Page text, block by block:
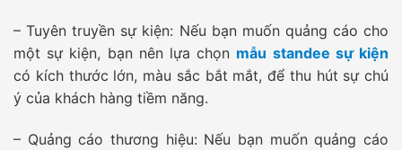
– Tuyên truyền sự kiện: Nếu bạn muốn quảng cáo cho
một sự kiện, bạn nên lựa chọn mẫu standee sự kiện
có kích thước lớn, màu sắc bắt mắt, để thu hút sự chú
ý của khách hàng tiềm năng.
– Quảng cáo thương hiệu: Nếu bạn muốn quảng cáo